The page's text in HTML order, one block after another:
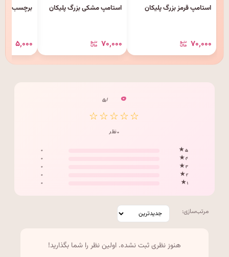
استامپ قرمز بزرگ پلیکان
۷۰٬۰۰۰
استامپ مشکی بزرگ پلیکان
۷۰٬۰۰۰
برچسب نام
۵٬۰۰۰
۰ / ۵
☆☆☆☆☆
۰ نظر
۵ ★
۰
۴ ★
۰
۳ ★
۰
۲ ★
۰
۱ ★
۰
مرتب‌سازی:
هنوز نظری ثبت نشده. اولین نظر را شما بگذارید!